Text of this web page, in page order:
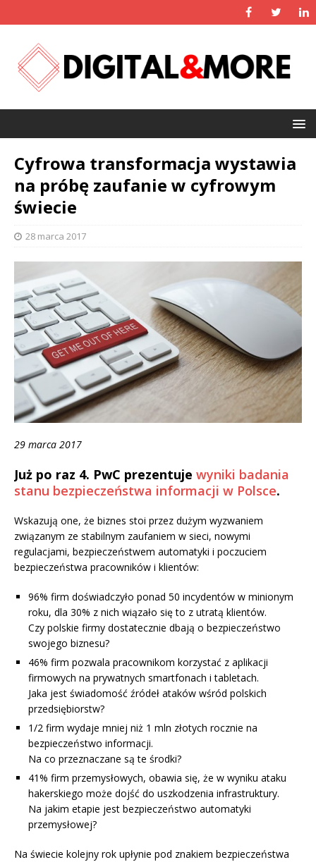
Cyfrowa transformacja wystawia
na próbę zaufanie w cyfrowym
świecie
28 marca 2017
29 marca 2017
Już po raz 4. PwC prezentuje wyniki badania
stanu bezpieczeństwa informacji w Polsce.
Wskazują one, że biznes stoi przez dużym wyzwaniem
związanym ze stabilnym zaufaniem w sieci, nowymi
regulacjami, bezpieczeństwem automatyki i poczuciem
bezpieczeństwa pracowników i klientów:
96% firm doświadczyło ponad 50 incydentów w minionym
roku, dla 30% z nich wiązało się to z utratą klientów.
Czy polskie firmy dostatecznie dbają o bezpieczeństwo
swojego biznesu?
46% firm pozwala pracownikom korzystać z aplikacji
firmowych na prywatnych smartfonach i tabletach.
Jaka jest świadomość źródeł ataków wśród polskich
przedsiębiorstw?
1/2 firm wydaje mniej niż 1 mln złotych rocznie na
bezpieczeństwo informacji.
Na co przeznaczane są te środki?
41% firm przemysłowych, obawia się, że w wyniku ataku
hakerskiego może dojść do uszkodzenia infrastruktury.
Na jakim etapie jest bezpieczeństwo automatyki
przemysłowej?
Na świecie kolejny rok upłynie pod znakiem bezpieczeństwa